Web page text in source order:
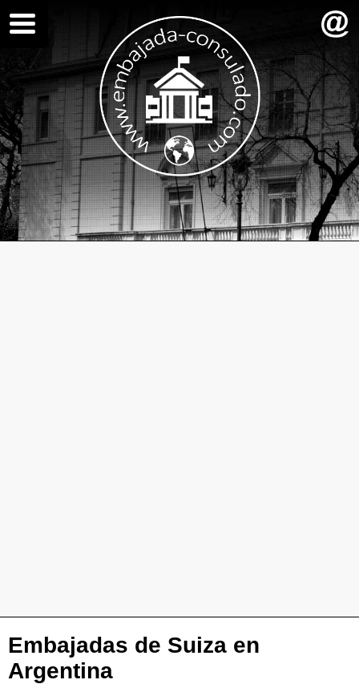
Embajadas de Suiza en
Argentina